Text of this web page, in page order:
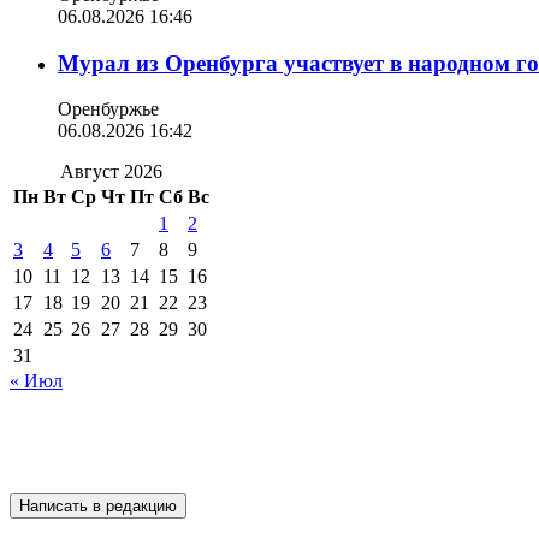
06.08.2026 16:46
Мурал из Оренбурга участвует в народном
Оренбуржье
06.08.2026 16:42
Август 2026
Пн Вт Ср Чт Пт Сб Вс
1
2
3
4 5 6 7 8
9
10 11 12 13 14 15 16
17 18 19 20 21 22 23
24 25 26 27 28 29 30
31
« Июл
Написать в редакцию